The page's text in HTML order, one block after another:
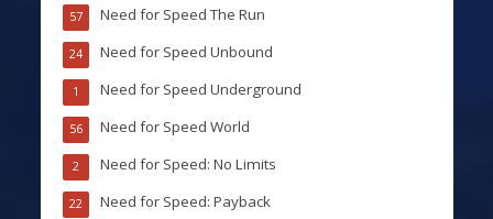
Need for Speed The Run
57
Need for Speed Unbound
24
Need for Speed Underground
1
Need for Speed World
56
Need for Speed: No Limits
2
Need for Speed: Payback
22